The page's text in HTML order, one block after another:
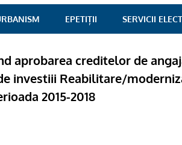
EPETIȚII SERVICII
aprobarea creditelor de
investiii Reabilitare/
2015-2018